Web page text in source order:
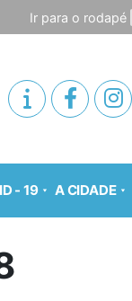
Ir para o rodapé
- 19 A CIDADE